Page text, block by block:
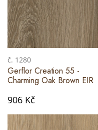
č. 1280
Gerflor Creation 55 -
Charming Oak Brown EIR
906 Kč